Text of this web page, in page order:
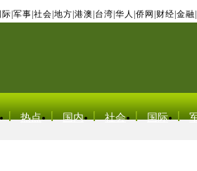
际 军事 社会 地方 港澳 台湾 华人 侨网 财经 金融
热点 国内 社会 国际